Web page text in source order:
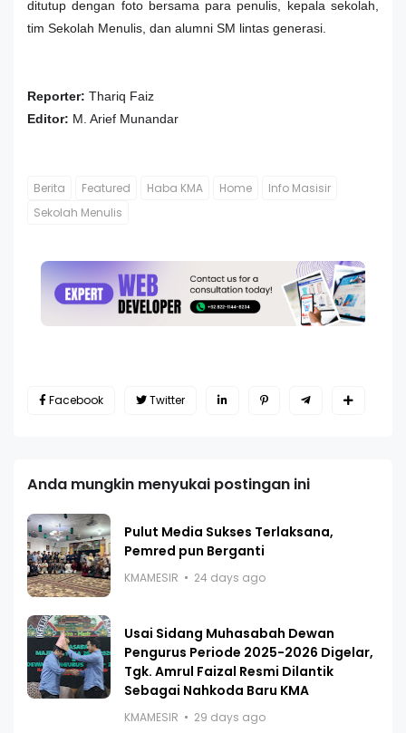
ditutup dengan foto bersama para penulis, kepala sekolah,
tim Sekolah Menulis, dan alumni SM lintas generasi.
Reporter: Thariq Faiz
Editor: M. Arief Munandar
Berita Featured Haba KMA Home
Info Masisir
Sekolah Menulis
Facebook Twitter
Anda mungkin menyukai postingan ini
Pulut Media Sukses Terlaksana,
Pemred pun Berganti
KMAMESIR 24 days ago
Usai Sidang Muhasabah Dewan
Pengurus Periode 2025-2026 Digelar,
Tgk. Amrul Faizal Resmi Dilantik
Sebagai Nahkoda Baru KMA
KMAMESIR 29 days ago